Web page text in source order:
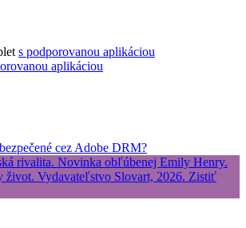
s podporovanou aplikáciou
aplikáciou
cez Adobe DRM?